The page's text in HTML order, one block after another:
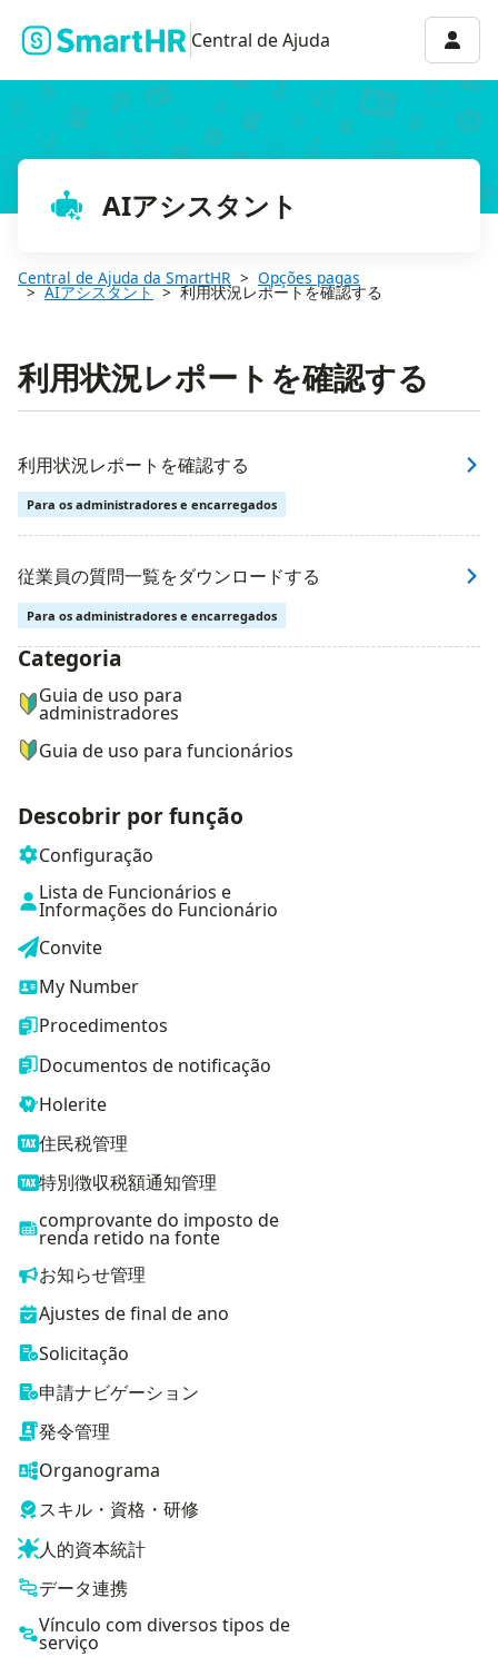
Central de Ajuda
AIアシスタント
Central de Ajuda da SmartHR Opções pagas
AIアシスタント 利用状況レポートを確認する
利用状況レポートを確認する
利用状況レポートを確認する
Para os administradores e encarregados
従業員の質問一覧をダウンロードする
Para os administradores e encarregados
ナビゲーションメニュー
Categoria
Guia de uso para
administradores
Guia de uso para funcionários
Descobrir por função
Configuração
Lista de Funcionários e
Informações do Funcionário
Convite
My Number
Procedimentos
Documentos de notificação
Holerite
住民税管理
特別徴収税額通知管理
comprovante do imposto de
renda retido na fonte
お知らせ管理
Ajustes de final de ano
Solicitação
申請ナビゲーション
発令管理
Organograma
スキル・資格・研修
人的資本統計
データ連携
Vínculo com diversos tipos de
serviço